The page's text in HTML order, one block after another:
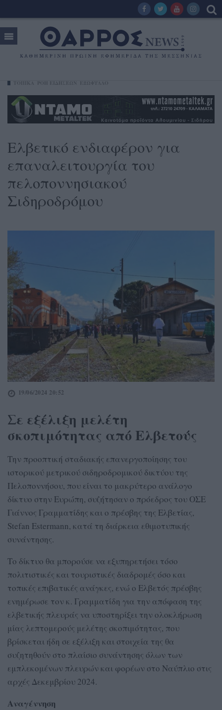
Ελβετικό ενδιαφέρον για
επαναλειτουργία του
πελοποννησιακού
Σιδηροδρόμου
19/06/2024 20:52
Σε εξέλιξη μελέτη
σκοπιμότητας από Ελβετούς
Την προοπτική σταδιακής επανεργοποίησης του
ιστορικού μετρικού σιδηροδρομικού δικτύου της
Πελοποννήσου, που είναι το μακρύτερο ανάλογο
δίκτυο στην Ευρώπη, συζήτησαν ο πρόεδρος του ΟΣΕ
Γιάννος Γραμματίδης και ο πρέσβης της Ελβετίας,
Stefan Estermann, κατά τη διάρκεια εθιμοτυπικής
συνάντησης.
Το δίκτυο θα μπορούσε να εξυπηρετήσει τόσο
πολιτιστικές και τουριστικές διαδρομές όσο και
τοπικές επιβατικές ανάγκες, ενώ ο Ελβετός πρέσβης
ενημέρωσε τον κ. Γραμματίδη για την απόφαση της
ελβετικής πλευράς να υποστηρίξει την ολοκλήρωση
μίας λεπτομερούς μελέτης σκοπιμότητας, που
βρίσκεται ήδη σε εξέλιξη και στοιχεία της θα
συζητηθούν στο πλαίσιο συνάντησης όλων των
εμπλεκομένων πλευρών και φορέων στο Ναύπλιο στις
αρχές Δεκεμβρίου 2024.
Αναγέννηση